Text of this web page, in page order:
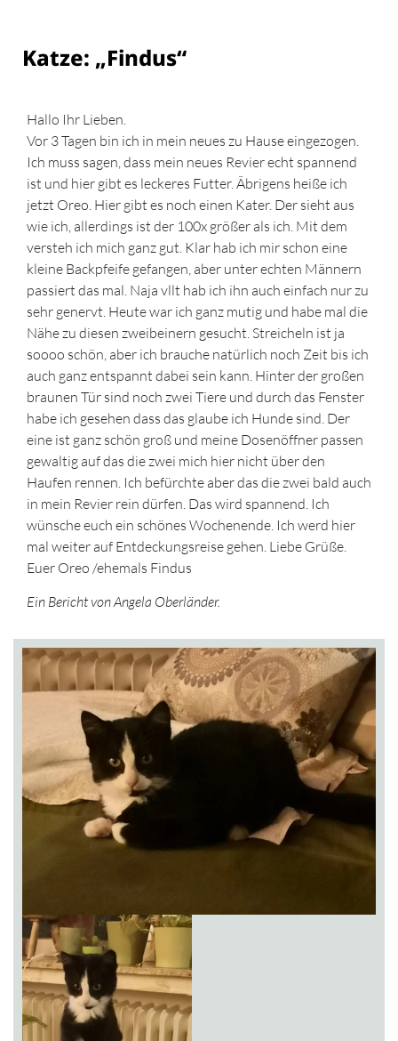
Katze: „Findus“
Hallo Ihr Lieben.
Vor 3 Tagen bin ich in mein neues zu Hause eingezogen.
Ich muss sagen, dass mein neues Revier echt spannend
ist und hier gibt es leckeres Futter. Ãbrigens heiße ich
jetzt Oreo. Hier gibt es noch einen Kater. Der sieht aus
wie ich, allerdings ist der 100x größer als ich. Mit dem
versteh ich mich ganz gut. Klar hab ich mir schon eine
kleine Backpfeife gefangen, aber unter echten Männern
passiert das mal. Naja vllt hab ich ihn auch einfach nur zu
sehr genervt. Heute war ich ganz mutig und habe mal die
Nähe zu diesen zweibeinern gesucht. Streicheln ist ja
soooo schön, aber ich brauche natürlich noch Zeit bis ich
auch ganz entspannt dabei sein kann. Hinter der großen
braunen Tür sind noch zwei Tiere und durch das Fenster
habe ich gesehen dass das glaube ich Hunde sind. Der
eine ist ganz schön groß und meine Dosenöffner passen
gewaltig auf das die zwei mich hier nicht über den
Haufen rennen. Ich befürchte aber das die zwei bald auch
in mein Revier rein dürfen. Das wird spannend. Ich
wünsche euch ein schönes Wochenende. Ich werd hier
mal weiter auf Entdeckungsreise gehen. Liebe Grüße.
Euer Oreo /ehemals Findus
Ein Bericht von Angela Oberländer.